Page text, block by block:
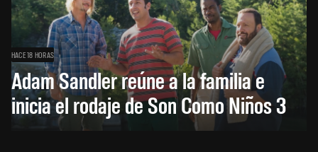
HACE 18 HORAS
Adam Sandler reúne a la familia e
inicia el rodaje de Son Como Niños 3